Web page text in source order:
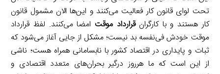
تحت لوای قانون کار فعالیت می‌کنند و این‌ها الان مشمول قانون
کار هستند و با کارگرانقرارداد موقت امضا می‌کنند. لفظ قرارداد
موقت خودش فی‌نفسه بد نیست؛ مشکل از جایی آغاز می‌شود که
ثبات و پایداری در اقتصاد کشور با نابسامانی همراه هست؛ ناشی
از این است که ما هرروز درگیر بحران‌های متعدد اقتصادی و